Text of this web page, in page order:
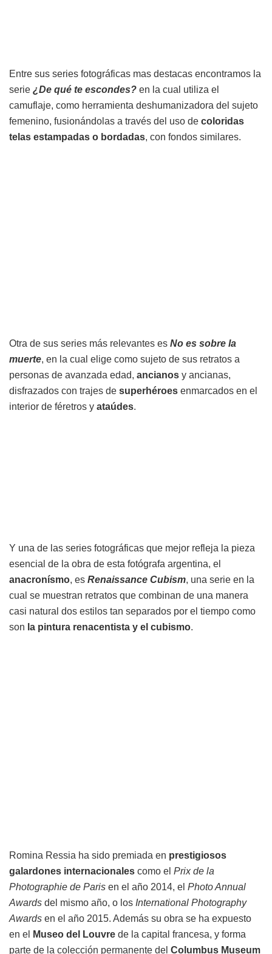
Entre sus series fotográficas mas destacas encontramos la
serie ¿De qué te escondes? en la cual utiliza el
camuflaje, como herramienta deshumanizadora del sujeto
femenino, fusionándolas a través del uso de coloridas
telas estampadas o bordadas, con fondos similares.
Otra de sus series más relevantes es No es sobre la
muerte, en la cual elige como sujeto de sus retratos a
personas de avanzada edad, ancianos y ancianas,
disfrazados con trajes de superhéroes enmarcados en el
interior de féretros y ataúdes.
Y una de las series fotográficas que mejor refleja la pieza
esencial de la obra de esta fotógrafa argentina, el
anacronísmo, es Renaissance Cubism, una serie en la
cual se muestran retratos que combinan de una manera
casi natural dos estilos tan separados por el tiempo como
son la pintura renacentista y el cubismo.
Romina Ressia ha sido premiada en prestigiosos
galardones internacionales como el Prix de la
Photographie de Paris en el año 2014, el Photo Annual
Awards del mismo año, o los International Photography
Awards en el año 2015. Además su obra se ha expuesto
en el
Museo del Louvre de la capital francesa, y forma
parte de la colección permanente del Columbus Museum